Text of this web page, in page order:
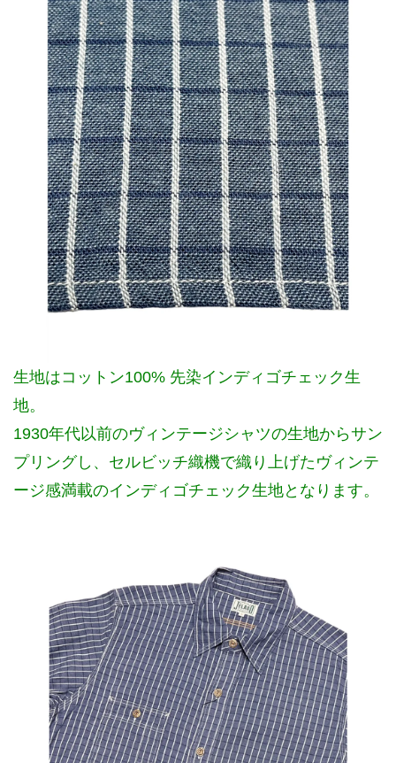
生地はコットン100% 先染インディゴチェック生
地。
1930年代以前のヴィンテージシャツの生地からサン
プリングし、セルビッチ織機で織り上げたヴィンテ
ージ感満載のインディゴチェック生地となります。